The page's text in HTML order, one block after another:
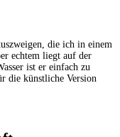
die ich in einem
echtem liegt auf der
ist er einfach zu
die künstliche Version